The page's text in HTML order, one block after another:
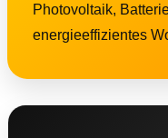
Photovoltaik,
energieeffizientes